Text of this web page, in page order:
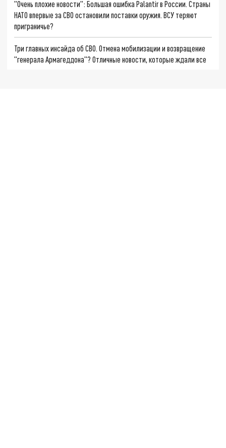
"Очень плохие новости": Большая ошибка Palantir в России. Страны
НАТО впервые за СВО остановили поставки оружия. ВСУ теряют
приграничье?
Три главных инсайда об СВО. Отмена мобилизации и возвращение
"генерала Армагеддона"? Отличные новости, которые ждали все